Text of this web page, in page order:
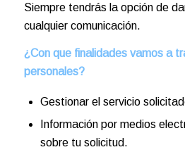
Siempre tendrás la opción de
cualquier comunicación.
¿Con que finalidades vamos a
personales?
Gestionar el servicio
Información por medios
sobre tu solicitud.